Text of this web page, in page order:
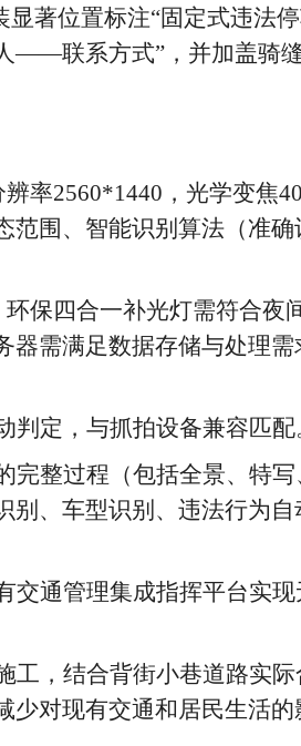
显著位置标注“固定式违法
联系方式”，并加盖骑缝
率2560*1440，光学变焦
范围、智能识别算法（准确
保四合一补光灯需符合夜
器需满足数据存储与处理需
定，与抓拍设备兼容匹配
完整过程（包括全景、特
别、车型识别、违法行为自
交通管理集成指挥平台实
工，结合背街小巷道路实
少对现有交通和居民生活的